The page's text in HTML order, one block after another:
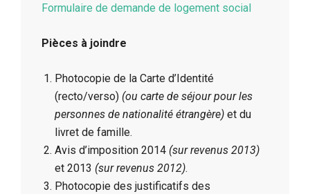
Formulaire de demande de logement social
Pièces à joindre
Photocopie de la Carte d’Identité
(recto/verso) (ou carte de séjour pour les
personnes de nationalité étrangère) et du
livret de famille.
Avis d’imposition 2014 (sur revenus 2013)
et 2013 (sur revenus 2012).
Photocopie des justificatifs des